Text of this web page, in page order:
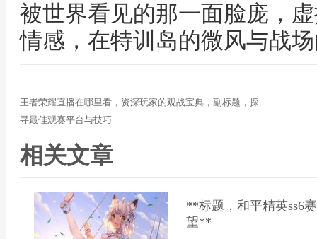
被世界看见的那一面脸庞，
情感，在特训岛的微风与战
王者荣耀直播在哪里看，资深玩家的观战宝典，副标题，探
寻最佳观赛平台与技巧
相关文章
**标题，和平精英ss6
望**